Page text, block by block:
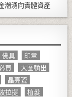
潮湧向實體資產
佛具
印章
買
大圖輸出
晶亮瓷
拉提
植髮